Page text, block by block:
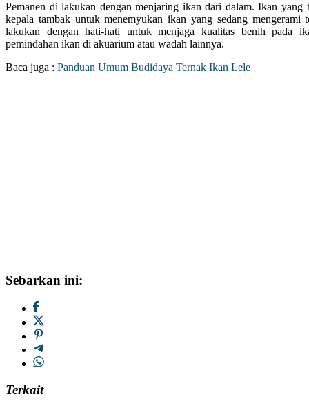
Pemanen di lakukan dengan menjaring ikan dari dalam. Ikan
kepala tambak untuk menemyukan ikan yang sedang mengerami
lakukan dengan hati-hati untuk menjaga kualitas benih pada
pemindahan ikan di akuarium atau wadah lainnya.
Baca juga : Panduan Umum Budidaya Ternak Ikan Lele
Sebarkan ini:
Terkait